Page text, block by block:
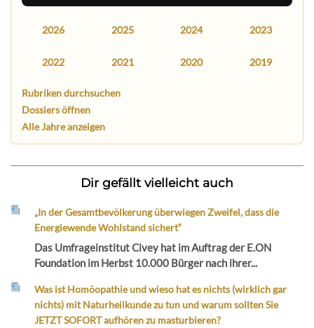
2026 2025 2024 2023
2022 2021 2020 2019
Rubriken durchsuchen
Dossiers öffnen
Alle Jahre anzeigen
Dir gefällt vielleicht auch
„In der Gesamtbevölkerung überwiegen Zweifel, dass die
Energiewende Wohlstand sichert“
Das Umfrageinstitut Civey hat im Auftrag der E.ON
Foundation im Herbst 10.000 Bürger nach ihrer...
Was ist Homöopathie und wieso hat es nichts (wirklich gar
nichts) mit Naturheilkunde zu tun und warum sollten Sie
JETZT SOFORT aufhören zu masturbieren?